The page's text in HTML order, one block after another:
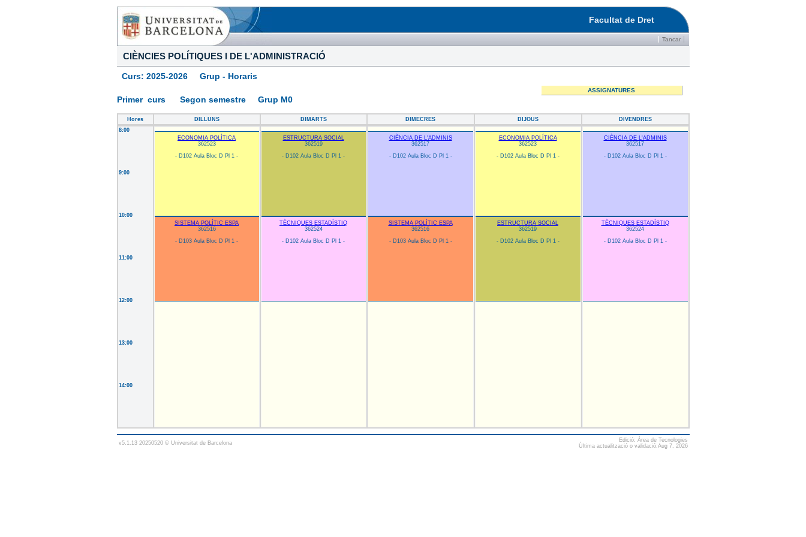
Facultat de Dret
Tancar
CIÈNCIES POLÍTIQUES I DE L'ADMINISTRACIÓ
Curs: 2025-2026 Grup - Horaris
Primer curs Segon semestre Grup M0
ASSIGNATURES
Hores DILLUNS DIMARTS DIMECRES DIJOUS
DIVENDRES
8:00
9:00
10:00
11:00
12:00
13:00
14:00
ECONOMIA POLÍTICA
362523
- D102 Aula Bloc D Pl 1 -
SISTEMA POLÍTIC ESPA
362516
- D103 Aula Bloc D Pl 1 -
ESTRUCTURA SOCIAL
362519
- D102 Aula Bloc D Pl 1 -
TÈCNIQUES ESTADÍSTIQ
362524
- D102 Aula Bloc D Pl 1 -
CIÈNCIA DE L'ADMINIS
362517
- D102 Aula Bloc D Pl 1 -
SISTEMA POLÍTIC ESPA
362516
- D103 Aula Bloc D Pl 1 -
ECONOMIA POLÍTICA
362523
- D102 Aula Bloc D Pl 1 -
ESTRUCTURA SOCIAL
362519
- D102 Aula Bloc D Pl 1 -
CIÈNCIA DE L'ADMINIS
362517
- D102 Aula Bloc D Pl 1 -
TÈCNIQUES ESTADÍSTIQ
362524
- D102 Aula Bloc D Pl 1 -
v5.1.13 20250520 © Universitat de Barcelona
Edició: Àrea de Tecnologies
Última actualització o validació:Aug 7, 2026